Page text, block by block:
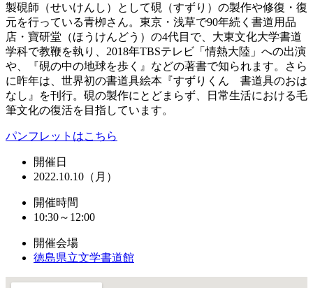
製硯師（せいけんし）として硯（すずり）の製作や修復・復
元を行っている青栁さん。東京・浅草で90年続く書道用品
店・寶研堂（ほうけんどう）の4代目で、大東文化大学書道
学科で教鞭を執り、2018年TBSテレビ「情熱大陸」への出演
や、『硯の中の地球を歩く』などの著書で知られます。さら
に昨年は、世界初の書道具絵本『すずりくん 書道具のおは
なし』を刊行。硯の製作にとどまらず、日常生活における毛
筆文化の復活を目指しています。
パンフレットはこちら
開催日
2022.10.10（月）
開催時間
10:30～12:00
開催会場
徳島県立文学書道館